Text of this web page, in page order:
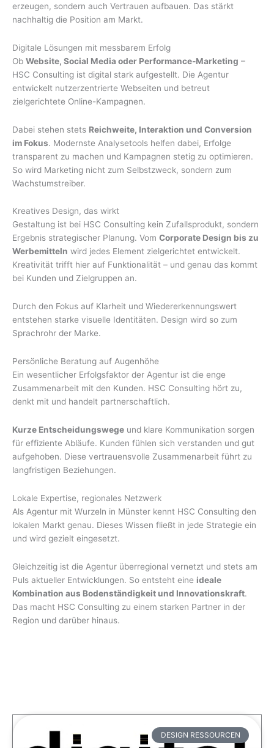
erzeugen, sondern auch Vertrauen aufbauen. Das stärkt
nachhaltig die Position am Markt.
Digitale Lösungen mit messbarem Erfolg
Ob Website, Social Media oder Performance-Marketing –
HSC Consulting ist digital stark aufgestellt. Die Agentur
entwickelt nutzerzentrierte Webseiten und betreut
zielgerichtete Online-Kampagnen.
Dabei stehen stets Reichweite, Interaktion und Conversion
im Fokus. Modernste Analysetools helfen dabei, Erfolge
transparent zu machen und Kampagnen stetig zu optimieren.
So wird Marketing nicht zum Selbstzweck, sondern zum
Wachstumstreiber.
Kreatives Design, das wirkt
Gestaltung ist bei HSC Consulting kein Zufallsprodukt, sondern
Ergebnis strategischer Planung. Vom Corporate Design bis zu
Werbemitteln wird jedes Element zielgerichtet entwickelt.
Kreativität trifft hier auf Funktionalität – und genau das kommt
bei Kunden und Zielgruppen an.
Durch den Fokus auf Klarheit und Wiedererkennungswert
entstehen starke visuelle Identitäten. Design wird so zum
Sprachrohr der Marke.
Persönliche Beratung auf Augenhöhe
Ein wesentlicher Erfolgsfaktor der Agentur ist die enge
Zusammenarbeit mit den Kunden. HSC Consulting hört zu,
denkt mit und handelt partnerschaftlich.
Kurze Entscheidungswege und klare Kommunikation sorgen
für effiziente Abläufe. Kunden fühlen sich verstanden und gut
aufgehoben. Diese vertrauensvolle Zusammenarbeit führt zu
langfristigen Beziehungen.
Lokale Expertise, regionales Netzwerk
Als Agentur mit Wurzeln in Münster kennt HSC Consulting den
lokalen Markt genau. Dieses Wissen fließt in jede Strategie ein
und wird gezielt eingesetzt.
Gleichzeitig ist die Agentur überregional vernetzt und stets am
Puls aktueller Entwicklungen. So entsteht eine ideale
Kombination aus Bodenständigkeit und Innovationskraft.
Das macht HSC Consulting zu einem starken Partner in der
Region und darüber hinaus.
DESIGN RESSOURCEN